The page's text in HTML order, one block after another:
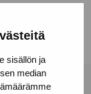
sisällön ja
median